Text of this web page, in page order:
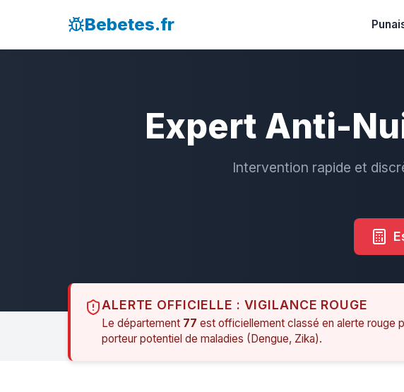
Bebetes.fr
Expert Anti-
Intervention rapide et
ALERTE OFFICIELLE : VIGILANCE ROUGE
Le département 77 est officiellement classé en alerte rouge
porteur potentiel de maladies (Dengue, Zika).